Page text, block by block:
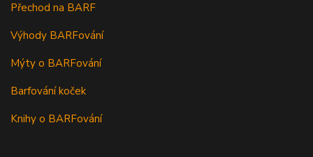
Přechod na BARF
Výhody BARFování
Mýty o BARFování
Barfování koček
Knihy o BARFování